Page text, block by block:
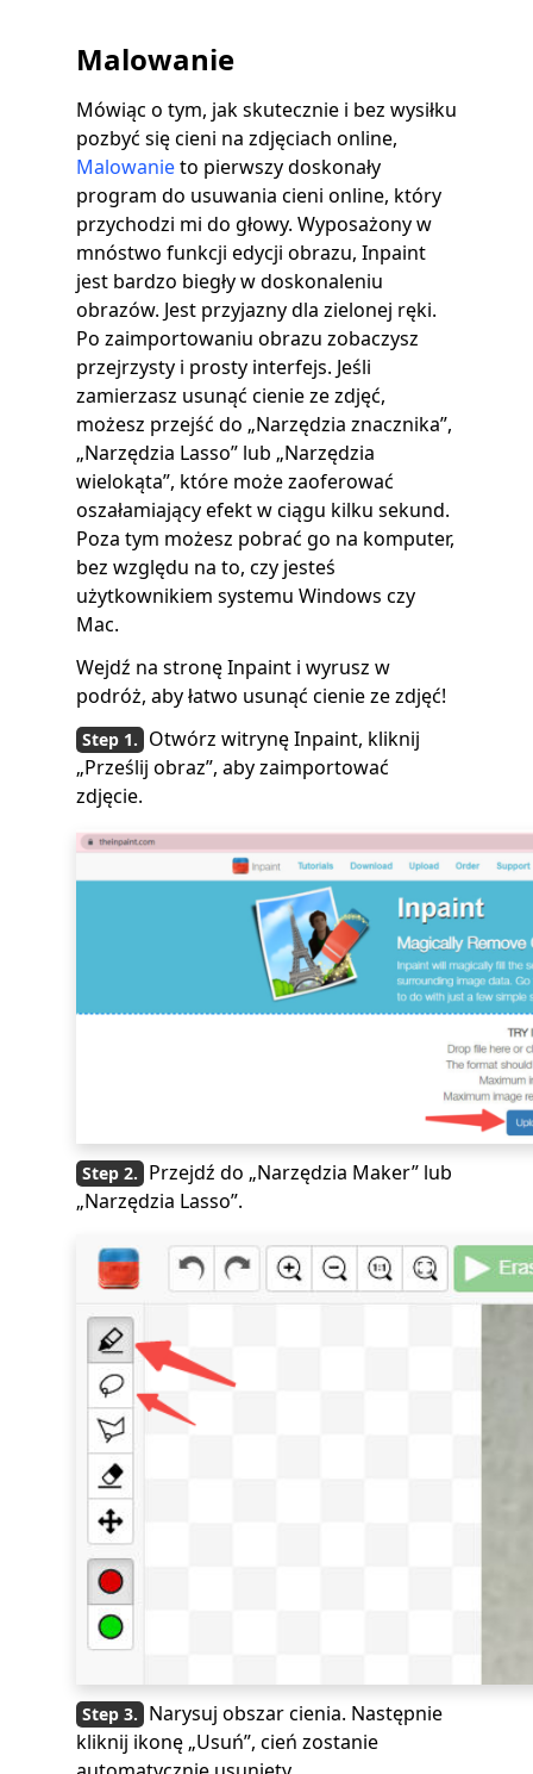
Malowanie
Mówiąc o tym, jak skutecznie i bez wysiłku
pozbyć się cieni na zdjęciach online,
Malowanieto pierwszy doskonały
program do usuwania cieni online, który
przychodzi mi do głowy. Wyposażony w
mnóstwo funkcji edycji obrazu, Inpaint
jest bardzo biegły w doskonaleniu
obrazów. Jest przyjazny dla zielonej ręki.
Po zaimportowaniu obrazu zobaczysz
przejrzysty i prosty interfejs. Jeśli
zamierzasz usunąć cienie ze zdjęć,
możesz przejść do „Narzędzia znacznika”,
„Narzędzia Lasso” lub „Narzędzia
wielokąta”, które może zaoferować
oszałamiający efekt w ciągu kilku sekund.
Poza tym możesz pobrać go na komputer,
bez względu na to, czy jesteś
użytkownikiem systemu Windows czy
Mac.
Wejdź na stronę Inpaint i wyrusz w
podróż, aby łatwo usunąć cienie ze zdjęć!
Otwórz witrynę Inpaint, kliknij
„Prześlij obraz”, aby zaimportować
zdjęcie.
Przejdź do „Narzędzia Maker” lub
„Narzędzia Lasso”.
Narysuj obszar cienia. Następnie
kliknij ikonę „Usuń”, cień zostanie